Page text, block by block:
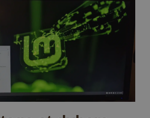
til
besøgende.
Det er
at Cookie-
fungerer
Storage type
Beskrivelse